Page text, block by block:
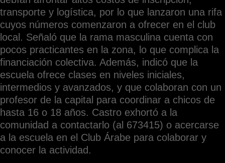
transporte y logística, por lo que lanzaron una rifa
cuyos números comenzaron a ofrecer en el club
local. Señaló que la rama masculina cuenta con
pocos practicantes en la zona, lo que complica la
financiación colectiva. Además, indicó que la
escuela ofrece clases en niveles iniciales,
intermedios y avanzados, y que colaboran con un
profesor de la capital para coordinar a chicos de
hasta 16 o 18 años. Castro exhortó a la
comunidad a contactarlo (al 673415) o acercarse
a la escuela en el Club Árabe para colaborar y
conocer la actividad.